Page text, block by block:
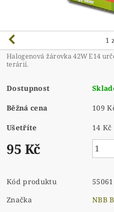
1
Halogenová žárovka 42W E14
terárií.
Dostupnost
Běžná cena 109
Ušetříte 14 Kč
95 Kč
Kód produktu
55061
Značka
NBB